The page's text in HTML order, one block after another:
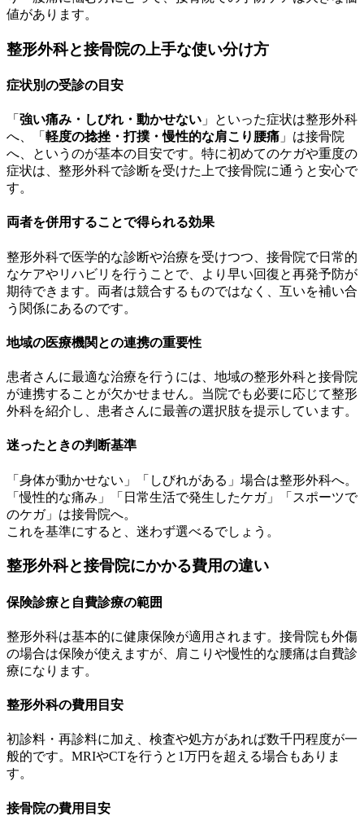
値があります。
整形外科と接骨院の上手な使い分け方
症状別の受診の目安
「 強い痛み・しびれ・動かせない 」といった症状は整形外科
へ、「 軽度の捻挫・打撲・慢性的な肩こり腰痛 」は接骨院
へ、というのが基本の目安です。特に初めてのケガや重度の
症状は、整形外科で診断を受けた上で接骨院に通うと安心で
す。
両者を併用することで得られる効果
整形外科で医学的な診断や治療を受けつつ、接骨院で日常的
なケアやリハビリを行うことで、より早い回復と再発予防が
期待できます。両者は競合するものではなく、互いを補い合
う関係にあるのです。
地域の医療機関との連携の重要性
患者さんに最適な治療を行うには、地域の整形外科と接骨院
が連携することが欠かせません。当院でも必要に応じて整形
外科を紹介し、患者さんに最善の選択肢を提示しています。
迷ったときの判断基準
「身体が動かせない」「しびれがある」場合は整形外科へ。
「慢性的な痛み」「日常生活で発生したケガ」「スポーツで
のケガ」は接骨院へ。
これを基準にすると、迷わず選べるでしょう。
整形外科と接骨院にかかる費用の違い
保険診療と自費診療の範囲
整形外科は基本的に健康保険が適用されます。接骨院も外傷
の場合は保険が使えますが、肩こりや慢性的な腰痛は自費診
療になります。
整形外科の費用目安
初診料・再診料に加え、検査や処方があれば数千円程度が一
般的です。MRIやCTを行うと1万円を超える場合もありま
す。
接骨院の費用目安